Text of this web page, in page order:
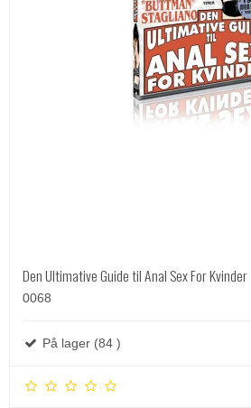
Den Ultimative Guide til Anal Sex For Kvinder
0068
På lager (84 )